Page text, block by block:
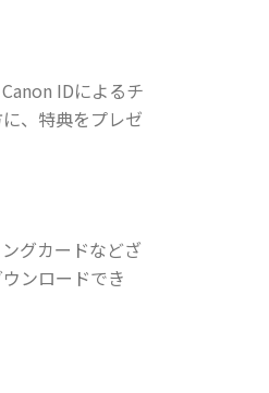
IDによるチ
、特典をプレゼ
グカードなどざ
ンロードでき